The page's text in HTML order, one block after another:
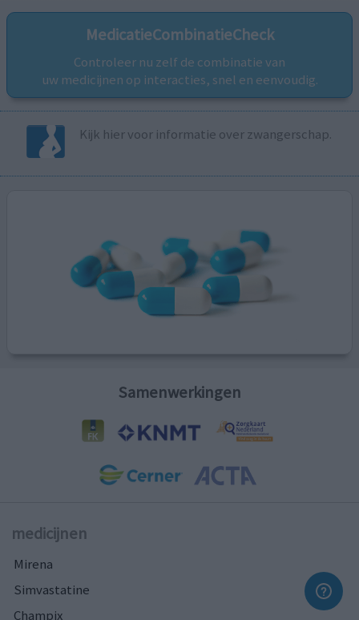
MedicatieCombinatieCheck
Controleer nu zelf de combinatie van
uw medicijnen op interacties, snel en eenvoudig.
Kijk hier voor informatie over zwangerschap.
Samenwerkingen
medicijnen
Mirena
Simvastatine
Champix